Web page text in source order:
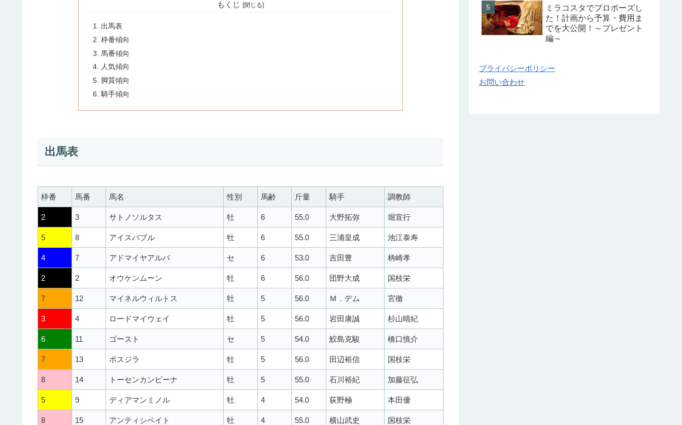
もくじ
出馬表
枠番傾向
馬番傾向
人気傾向
脚質傾向
騎手傾向
出馬表
枠番 馬番 馬名 性別 馬齢 斤量 騎手 調教師
2 3 サトノソルタス 牡 6 55.0 大野拓弥 堀宣行
5 8 アイスバブル 牡 6 55.0 三浦皇成 池江泰寿
4 7 アドマイヤアルバ セ 6 53.0 吉田豊 柄崎孝
2 2 オウケンムーン 牡 6 56.0 団野大成 国枝栄
7 12 マイネルウィルトス 牡 5 56.0 Ｍ．デム 宮徹
3 4 ロードマイウェイ 牡 5 56.0 岩田康誠 杉山晴紀
6 11 ゴースト セ 5 54.0 鮫島克駿 橋口慎介
7 13 ボスジラ 牡 5 56.0 田辺裕信 国枝栄
8 14 トーセンカンビーナ 牡 5 55.0 石川裕紀 加藤征弘
5 9 ディアマンミノル 牡 4 54.0 荻野極 本田優
8 15 アンティシペイト 牡 4 55.0 横山武史 国枝栄
ミラコスタでプロポーズし
た！計画から予算・費用ま
でを大公開！～プレゼント
編～
プライバシーポリシー
お問い合わせ